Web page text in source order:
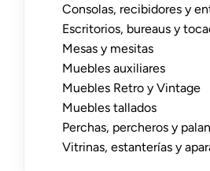
Consolas, recibidores y
Escritorios, bureaus y
Mesas y mesitas
Muebles auxiliares
Muebles Retro y Vintage
Muebles tallados
Perchas, percheros y
Vitrinas, estanterías y